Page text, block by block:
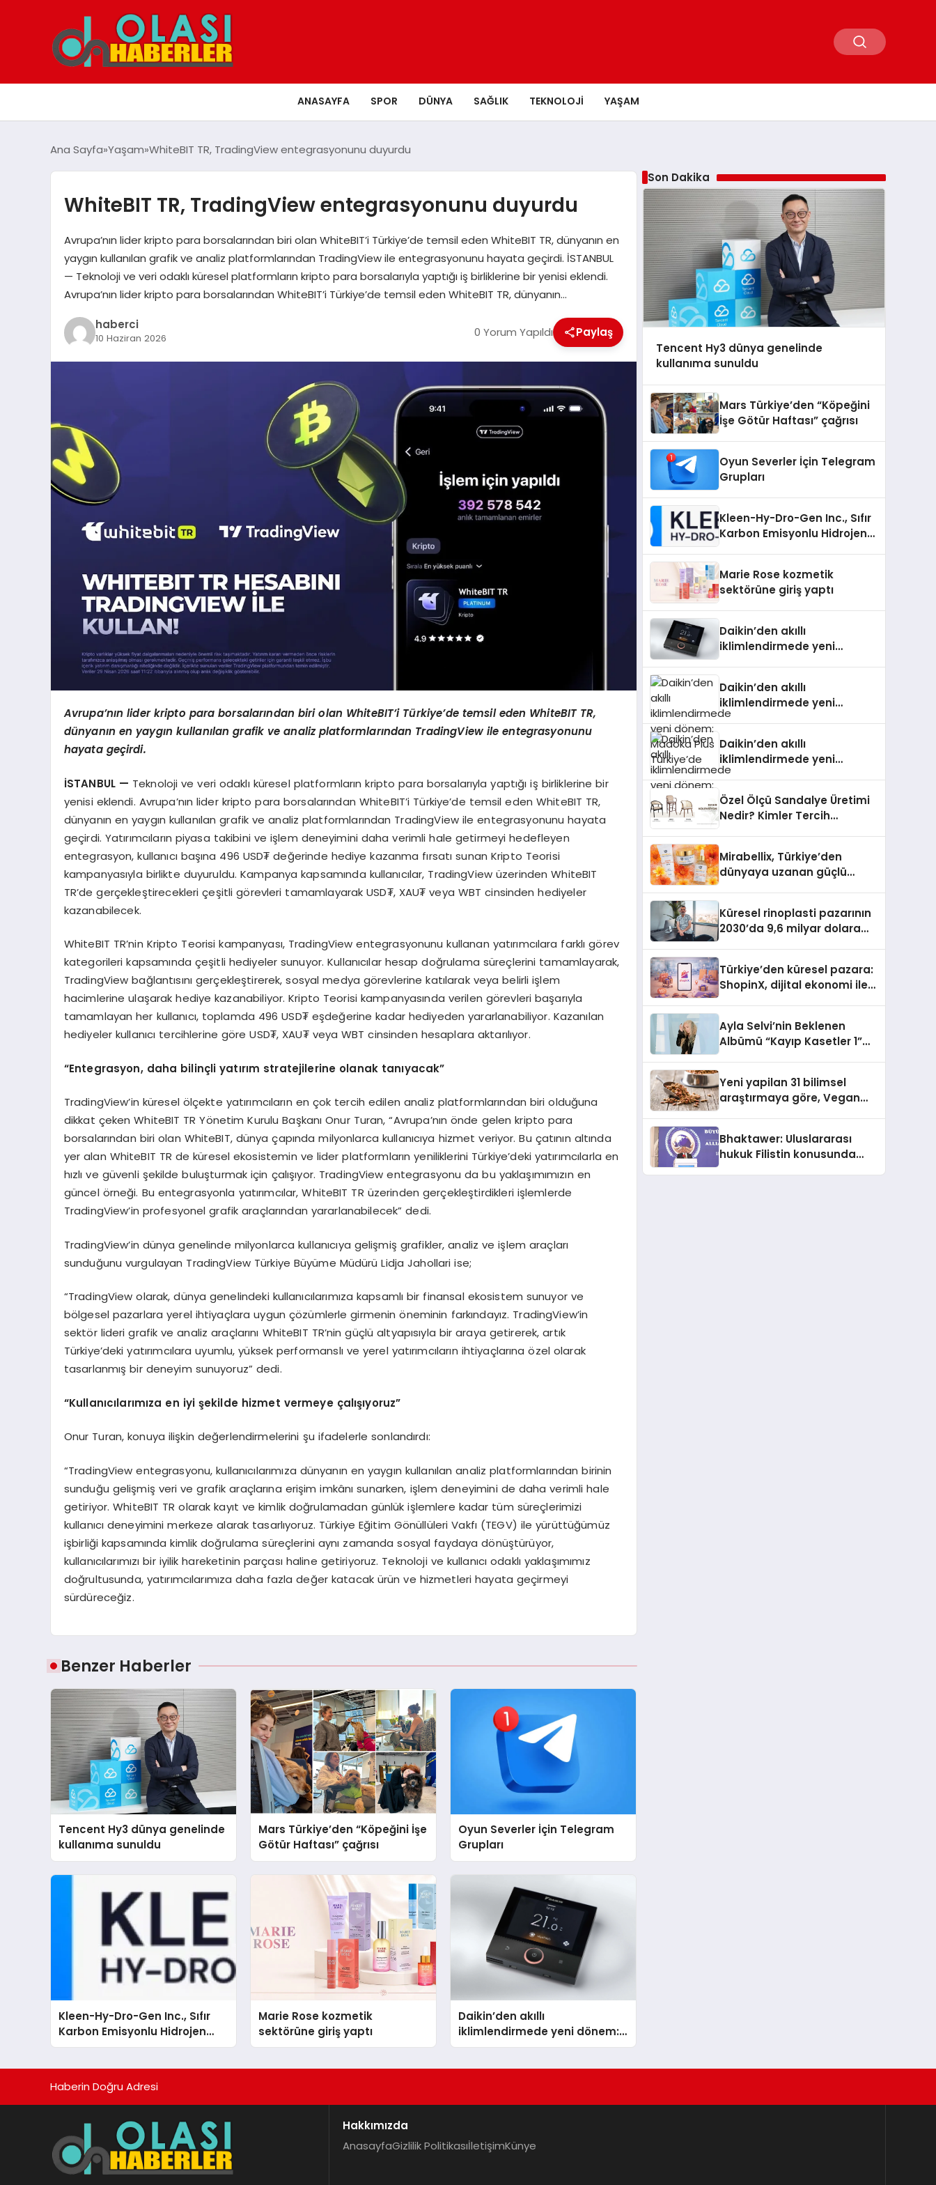
ANASAYFA SPOR DÜNYA SAĞLIK TEKNOLOJI YAŞAM
Ana Sayfa Yaşam WhiteBIT TR, TradingView entegrasyonunu duyurdu
WhiteBIT TR, TradingView entegrasyonunu duyurdu
Avrupa’nın lider kripto para borsalarından biri olan WhiteBIT’i Türkiye’de temsil eden WhiteBIT TR, dünyanın en
yaygın kullanılan grafik ve analiz platformlarından TradingView ile entegrasyonunu hayata geçirdi. İSTANBUL
— Teknoloji ve veri odaklı küresel platformların kripto para borsalarıyla yaptığı iş birliklerine bir yenisi eklendi.
Avrupa’nın lider kripto para borsalarından WhiteBIT’i Türkiye’de temsil eden WhiteBIT TR, dünyanın…
haberci
10 Haziran 2026 0 Yorum Yapıldı Paylaş
Avrupa’nın lider kripto para borsalarından biri olan WhiteBIT’i Türkiye’de temsil eden WhiteBIT TR,
dünyanın en yaygın kullanılan grafik ve analiz platformlarından TradingView ile entegrasyonunu
hayata geçirdi.
İSTANBUL — Teknoloji ve veri odaklı küresel platformların kripto para borsalarıyla yaptığı iş birliklerine bir
yenisi eklendi. Avrupa’nın lider kripto para borsalarından WhiteBIT’i Türkiye’de temsil eden WhiteBIT TR,
dünyanın en yaygın kullanılan grafik ve analiz platformlarından TradingView ile entegrasyonunu hayata
geçirdi. Yatırımcıların piyasa takibini ve işlem deneyimini daha verimli hale getirmeyi hedefleyen
entegrasyon, kullanıcı başına 496 USD₮ değerinde hediye kazanma fırsatı sunan Kripto Teorisi
kampanyasıyla birlikte duyuruldu. Kampanya kapsamında kullanıcılar, TradingView üzerinden WhiteBIT
TR’de gerçekleştirecekleri çeşitli görevleri tamamlayarak USD₮, XAU₮ veya WBT cinsinden hediyeler
kazanabilecek.
WhiteBIT TR’nin Kripto Teorisi kampanyası, TradingView entegrasyonunu kullanan yatırımcılara farklı görev
kategorileri kapsamında çeşitli hediyeler sunuyor. Kullanıcılar hesap doğrulama süreçlerini tamamlayarak,
TradingView bağlantısını gerçekleştirerek, sosyal medya görevlerine katılarak veya belirli işlem
hacimlerine ulaşarak hediye kazanabiliyor. Kripto Teorisi kampanyasında verilen görevleri başarıyla
tamamlayan her kullanıcı, toplamda 496 USD₮ eşdeğerine kadar hediyeden yararlanabiliyor. Kazanılan
hediyeler kullanıcı tercihlerine göre USD₮, XAU₮ veya WBT cinsinden hesaplara aktarılıyor.
“Entegrasyon, daha bilinçli yatırım stratejilerine olanak tanıyacak”
TradingView’in küresel ölçekte yatırımcıların en çok tercih edilen analiz platformlarından biri olduğuna
dikkat çeken WhiteBIT TR Yönetim Kurulu Başkanı Onur Turan, “Avrupa’nın önde gelen kripto para
borsalarından biri olan WhiteBIT, dünya çapında milyonlarca kullanıcıya hizmet veriyor. Bu çatının altında
yer alan WhiteBIT TR de küresel ekosistemin ve lider platformların yeniliklerini Türkiye’deki yatırımcılarla en
hızlı ve güvenli şekilde buluşturmak için çalışıyor. TradingView entegrasyonu da bu yaklaşımımızın en
güncel örneği. Bu entegrasyonla yatırımcılar, WhiteBIT TR üzerinden gerçekleştirdikleri işlemlerde
TradingView’in profesyonel grafik araçlarından yararlanabilecek” dedi.
TradingView’in dünya genelinde milyonlarca kullanıcıya gelişmiş grafikler, analiz ve işlem araçları
sunduğunu vurgulayan TradingView Türkiye Büyüme Müdürü Lidja Jahollari ise;
“TradingView olarak, dünya genelindeki kullanıcılarımıza kapsamlı bir finansal ekosistem sunuyor ve
bölgesel pazarlara yerel ihtiyaçlara uygun çözümlerle girmenin öneminin farkındayız. TradingView’in
sektör lideri grafik ve analiz araçlarını WhiteBIT TR’nin güçlü altyapısıyla bir araya getirerek, artık
Türkiye’deki yatırımcılara uyumlu, yüksek performanslı ve yerel yatırımcıların ihtiyaçlarına özel olarak
tasarlanmış bir deneyim sunuyoruz” dedi.
“Kullanıcılarımıza en iyi şekilde hizmet vermeye çalışıyoruz”
Onur Turan, konuya ilişkin değerlendirmelerini şu ifadelerle sonlandırdı:
“TradingView entegrasyonu, kullanıcılarımıza dünyanın en yaygın kullanılan analiz platformlarından birinin
sunduğu gelişmiş veri ve grafik araçlarına erişim imkânı sunarken, işlem deneyimini de daha verimli hale
getiriyor. WhiteBIT TR olarak kayıt ve kimlik doğrulamadan günlük işlemlere kadar tüm süreçlerimizi
kullanıcı deneyimini merkeze alarak tasarlıyoruz. Türkiye Eğitim Gönüllüleri Vakfı (TEGV) ile yürüttüğümüz
işbirliği kapsamında kimlik doğrulama süreçlerini aynı zamanda sosyal faydaya dönüştürüyor,
kullanıcılarımızı bir iyilik hareketinin parçası haline getiriyoruz. Teknoloji ve kullanıcı odaklı yaklaşımımız
doğrultusunda, yatırımcılarımıza daha fazla değer katacak ürün ve hizmetleri hayata geçirmeyi
sürdüreceğiz.
Benzer Haberler
Tencent Hy3 dünya genelinde
kullanıma sunuldu
Mars Türkiye’den “Köpeğini İşe
Götür Haftası” çağrısı
Oyun Severler İçin Telegram
Grupları
Kleen-Hy-Dro-Gen Inc., Sıfır
Karbon Emisyonlu Hidrojen
Isıtma Teknolojisinde ISO ve
Marie Rose kozmetik
sektörüne giriş yaptı
Daikin’den akıllı
iklimlendirmede yeni dönem:
Madoka Plus Türkiye’de
Son Dakika
Tencent Hy3 dünya genelinde
kullanıma sunuldu
Mars Türkiye’den “Köpeğini
İşe Götür Haftası” çağrısı
Oyun Severler İçin Telegram
Grupları
Kleen-Hy-Dro-Gen Inc., Sıfır
Karbon Emisyonlu Hidrojen
Aldı
Marie Rose kozmetik
sektörüne giriş yaptı
Daikin’den akıllı
iklimlendirmede yeni
Daikin’den akıllı
iklimlendirmede yeni
dönem: Madoka Plus
Daikin’den akıllı
iklimlendirmede yeni
dönem: Madoka Plus
Özel Ölçü Sandalye Üretimi
Nedir? Kimler Tercih
Mirabellix, Türkiye’den
dünyaya uzanan güçlü
Küresel rinoplasti pazarının
2030’da 9,6 milyar dolara
Türkiye’den küresel pazara:
ShopinX, dijital ekonomi ile
Ayla Selvi’nin Beklenen
Albümü “Kayıp Kasetler 1”
Yeni yapilan 31 bilimsel
araştırmaya göre, Vegan
Sindirildiğini Ortaya Koydu
Bhaktawer: Uluslararası
hukuk Filistin konusunda
Haberin Doğru Adresi
Hakkımızda
AnasayfaGizlilik PolitikasıİletişimKünye